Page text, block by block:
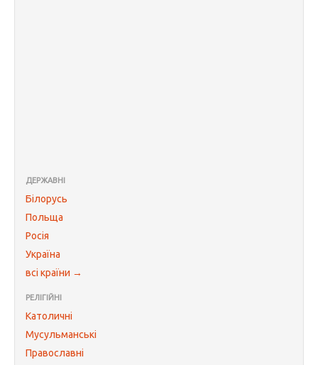
ДЕРЖАВНІ
Білорусь
Польща
Росія
Україна
всі країни →
РЕЛІГІЙНІ
Католичні
Мусульманські
Православні